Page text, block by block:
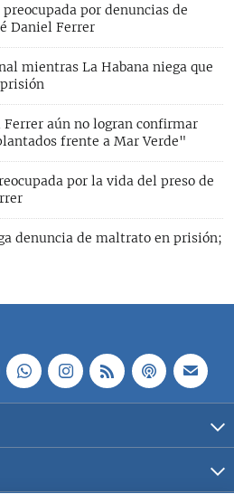
por denuncias de
Daniel Ferrer
mientras La Habana niega que
aún no logran confirmar
frente a Mar Verde"
por la vida del preso de
denuncia de maltrato en prisión;